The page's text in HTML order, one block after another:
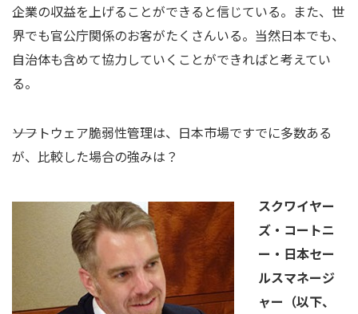
企業の収益を上げることができると信じている。また、世
界でも官公庁関係のお客がたくさんいる。当然日本でも、
自治体も含めて協力していくことができればと考えてい
る。
――ソフトウェア脆弱性管理は、日本市場ですでに多数ある
が、比較した場合の強みは？
スクワイヤー
ズ・コートニ
ー・日本セー
ルスマネージ
ャー（以下、